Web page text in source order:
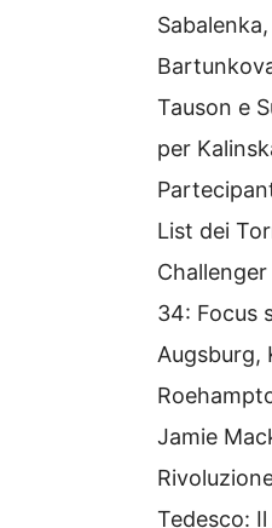
Sabalenka,
Tauson e
per
List dei
34: Focus
Augsburg,
Jamie
Tedesco: Il